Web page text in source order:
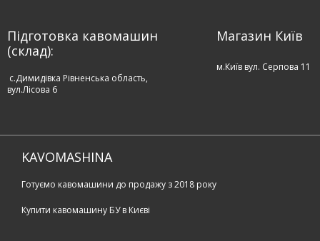
Підготовка кавомашин
(склад):
c.Димидівка Рівненська область,
вул.Лісова 6
Магазин Київ
м.Київ вул. Серпова 11
KAVOMASHINA
Готуємо кавомашини до продажу з 2018 року
Купити кавомашину БУ в Києві